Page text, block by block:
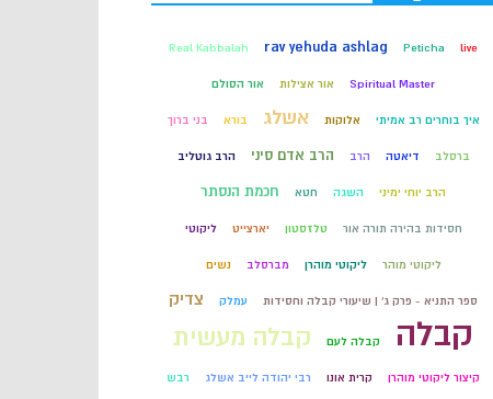
live
Peticha
rav yehuda ashlag
Real Kabbalah
Spiritual Master אור אצילות אור הסולם
איך בוחרים רב אמיתי אלוקות אשלג בורא בני ברוך
ברסלב דיאטה הרב הרב אדם סיני הרב גוטליב
הרב יוחי ימיני השגה חטא חכמת הנסתר
חסידות בהירה תורה אור טלזסטון יארצייט ליקוטי
ליקוטי מוהר ליקוטי מוהרן מברסלב נשים
ספר התניא - פרק ג' | שיעורי קבלה וחסידות עמלק צדיק
קבלה קבלה לעם קבלה מעשית
קיצור ליקוטי מוהרן קרית אונו רבי יהודה לייב אשלג רבש